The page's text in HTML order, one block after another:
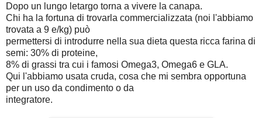
Dopo un lungo letargo torna a vivere la canapa.
Chi ha la fortuna di trovarla commercializzata (noi l'abbiamo
trovata a 9 e/kg) può
permettersi di introdurre nella sua dieta questa ricca farina di
semi: 30% di proteine,
8% di grassi tra cui i famosi Omega3, Omega6 e GLA.
Qui l'abbiamo usata cruda, cosa che mi sembra opportuna
per un uso da condimento o da
integratore.